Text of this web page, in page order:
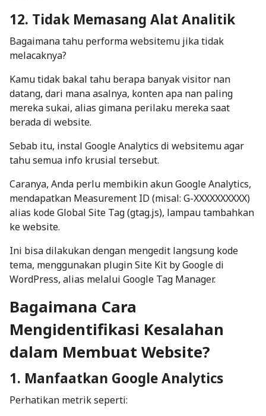
12. Tidak Memasang Alat Analitik
Bagaimana tahu performa websitemu jika tidak
melacaknya?
Kamu tidak bakal tahu berapa banyak visitor nan
datang, dari mana asalnya, konten apa nan paling
mereka sukai, alias gimana perilaku mereka saat
berada di website.
Sebab itu, instal Google Analytics di websitemu agar
tahu semua info krusial tersebut.
Caranya, Anda perlu membikin akun Google Analytics,
mendapatkan Measurement ID (misal: G-XXXXXXXXXX)
alias kode Global Site Tag (gtag.js), lampau tambahkan
ke website.
Ini bisa dilakukan dengan mengedit langsung kode
tema, menggunakan plugin Site Kit by Google di
WordPress, alias melalui Google Tag Manager.
Bagaimana Cara
Mengidentifikasi Kesalahan
dalam Membuat Website?
1. Manfaatkan Google Analytics
Perhatikan metrik seperti: